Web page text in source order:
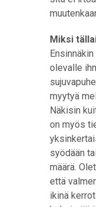
Miksi
olevalle
myytyä
Näkisin
on myös
syödään
määrä.
että
ikinä